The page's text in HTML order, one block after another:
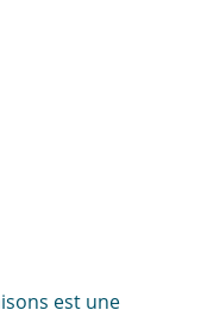
est une